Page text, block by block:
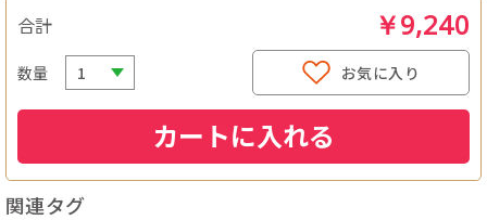
合計 ￥9,240
数量 お気に入り
カートに入れる
関連タグ